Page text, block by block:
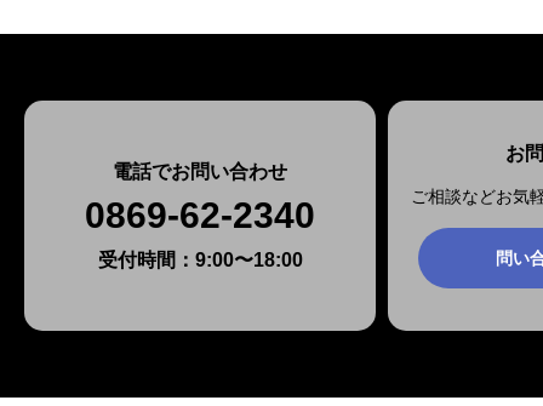
電話でお問い合わせ
0869-62-2340
受付時間：9:00〜18:00
お
ご相談などお気
問い